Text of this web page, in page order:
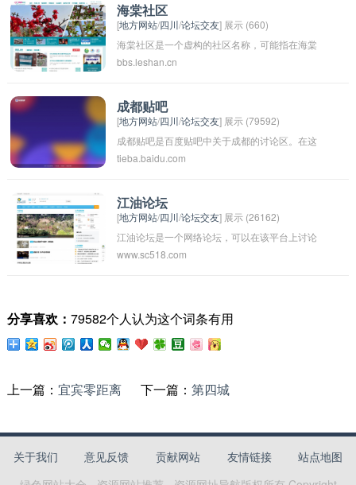
豪。
海棠社区
[地方网站/四川/论坛交友] 展示 (660)
海棠社区是一个虚构的社区名称，可能指在海棠
树生长茂盛的地方建立的社区。海棠树是一种美
观赏价值。因此，海棠社区可能是一个环境优
美、居住舒适的社区，吸引着人们前来居住和享
受生活。
bbs.leshan.cn
成都贴吧
[地方网站/四川/论坛交友] 展示 (79592)
成都贴吧是百度贴吧中关于成都的讨论区。在这
个贴吧中，用户可以分享关于成都的各种信息，
这里交流成都的各种话题，分享经验、交友等。
成都贴吧是成都人们的一个线上交流平台，可以
让用户更好地了解和了解这座城市。
tieba.baidu.com
江油论坛
[地方网站/四川/论坛交友] 展示 (26162)
江油论坛是一个网络论坛，可以在该平台上讨论
江油市的各种话题，分享信息和交流经验。用户
关于江油市的动态，结交志同道合的朋友，也可
以提出自己的问题和建议，共同探讨解决方案。
www.sc518.com
分享喜欢： 79582个人认为这个词条有用
上一篇： 宜宾零距离 下一篇： 第四城
关于我们 意见反馈 贡献网站 友情链接
站点地图